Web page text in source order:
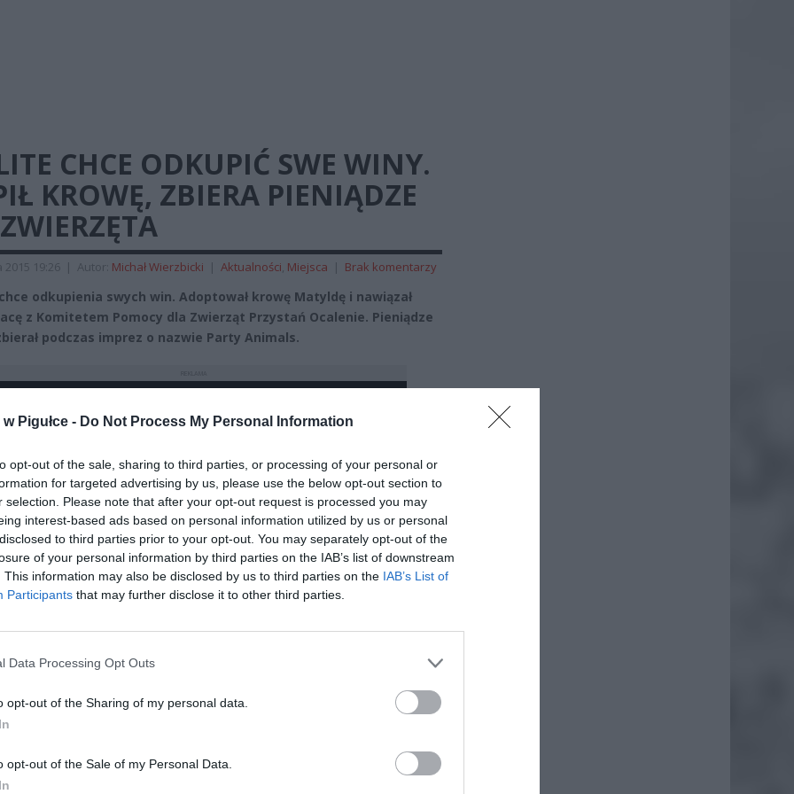
Pigułce - Do Not Process My Personal Information
opt-out of the sale, sharing to third parties, or processing of your personal or
for targeted advertising by us, please use the below opt-out section to
selection. Please note that after your opt-out request is processed you may
interest-based ads based on personal information utilized by us or personal
to third parties prior to your opt-out. You may separately opt-out of the
of your personal information by third parties on the IAB’s list of downstream
This information may also be disclosed by us to third parties on the IAB’s List of
Participants that may further disclose it to other third parties.
Data Processing Opt Outs
opt-out of the Sharing of my personal data.
opt-out of the Sale of my Personal Data.
CHCE ODKUPIĆ SWE WINY.
KROWĘ, ZBIERA PIENIĄDZE
19:26 | Autor: Michał Wierzbicki | Aktualności Miejsca | Brak komentarzy
odkupienia swych win. Adoptował krowę Matyldę i nawiązał
z Komitetem Pomocy dla Zwierząt Przystań Ocalenie. Pieniądze
podczas imprez o nazwie Party Animals.
Play
nas do preferowanych źródeł w Google Dodaj